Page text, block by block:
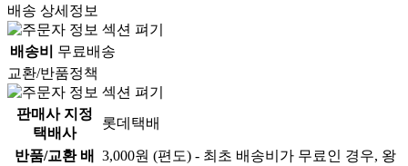
배송 상세정보
배송비
무료배송
교환/반품정책
판매사 지정
택배사
롯데택배
반품/교환 배
3,000원 (편도) - 최초 배송비가 무료인 경우, 왕